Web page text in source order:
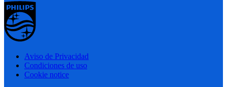
Aviso de Privacidad
Condiciones de uso
Cookie notice